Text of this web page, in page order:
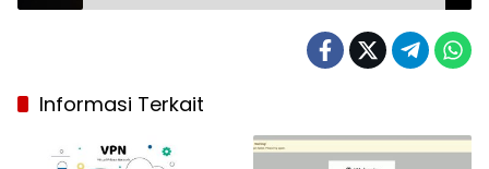
Informasi Terkait